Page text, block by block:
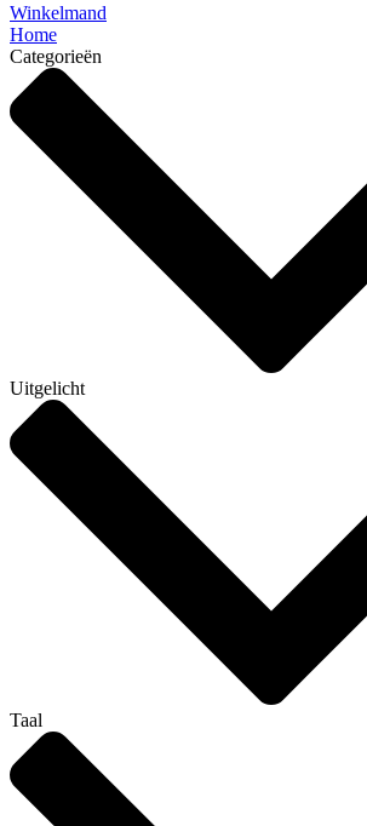
Winkelmand
Home
Categorieën
Uitgelicht
Taal